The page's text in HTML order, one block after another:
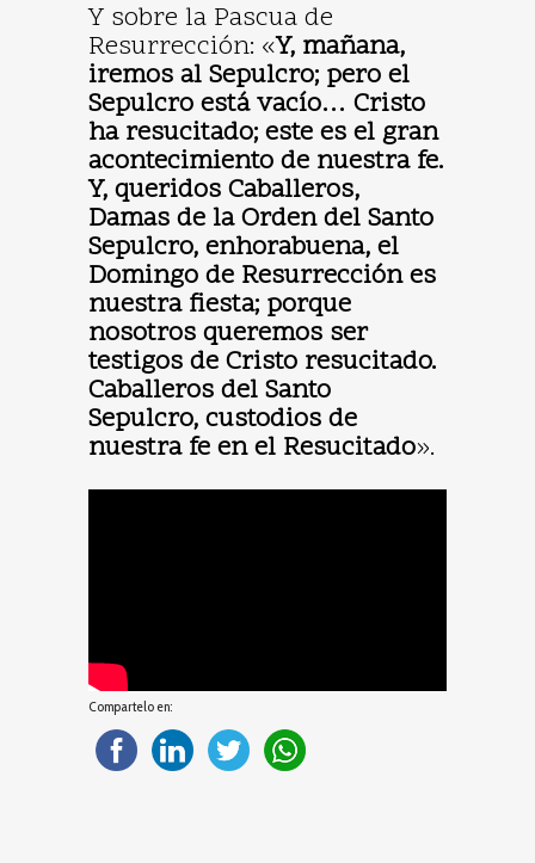
Y sobre la Pascua de
Resurrección: «Y, mañana,
iremos al Sepulcro; pero el
Sepulcro está vacío… Cristo
ha resucitado; este es el gran
acontecimiento de nuestra fe.
Y, queridos Caballeros,
Damas de la Orden del Santo
Sepulcro, enhorabuena, el
Domingo de Resurrección es
nuestra fiesta; porque
nosotros queremos ser
testigos de Cristo resucitado.
Caballeros del Santo
Sepulcro, custodios de
nuestra fe en el Resucitado».
Compartelo en: